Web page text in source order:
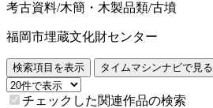
考古資料/木簡・木製品類/古墳
福岡市埋蔵文化財センター
検索項目を表示 タイムマシンナビで見る
チェックした関連作品の検索